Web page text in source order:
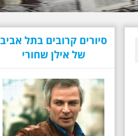
סיורים קרובים בתל אביב
של אילן שחורי